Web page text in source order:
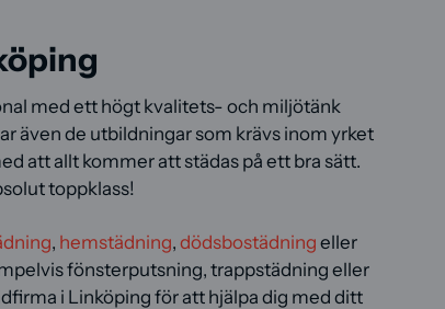
med ett högt kvalitets- och miljötänk
även de utbildningar som krävs inom yrket
att allt kommer att städas på ett bra sätt.
toppklass!
, hemstädning,dödsbostädning eller
fönsterputsning, trappstädning eller
i Linköping för att hjälpa dig med ditt